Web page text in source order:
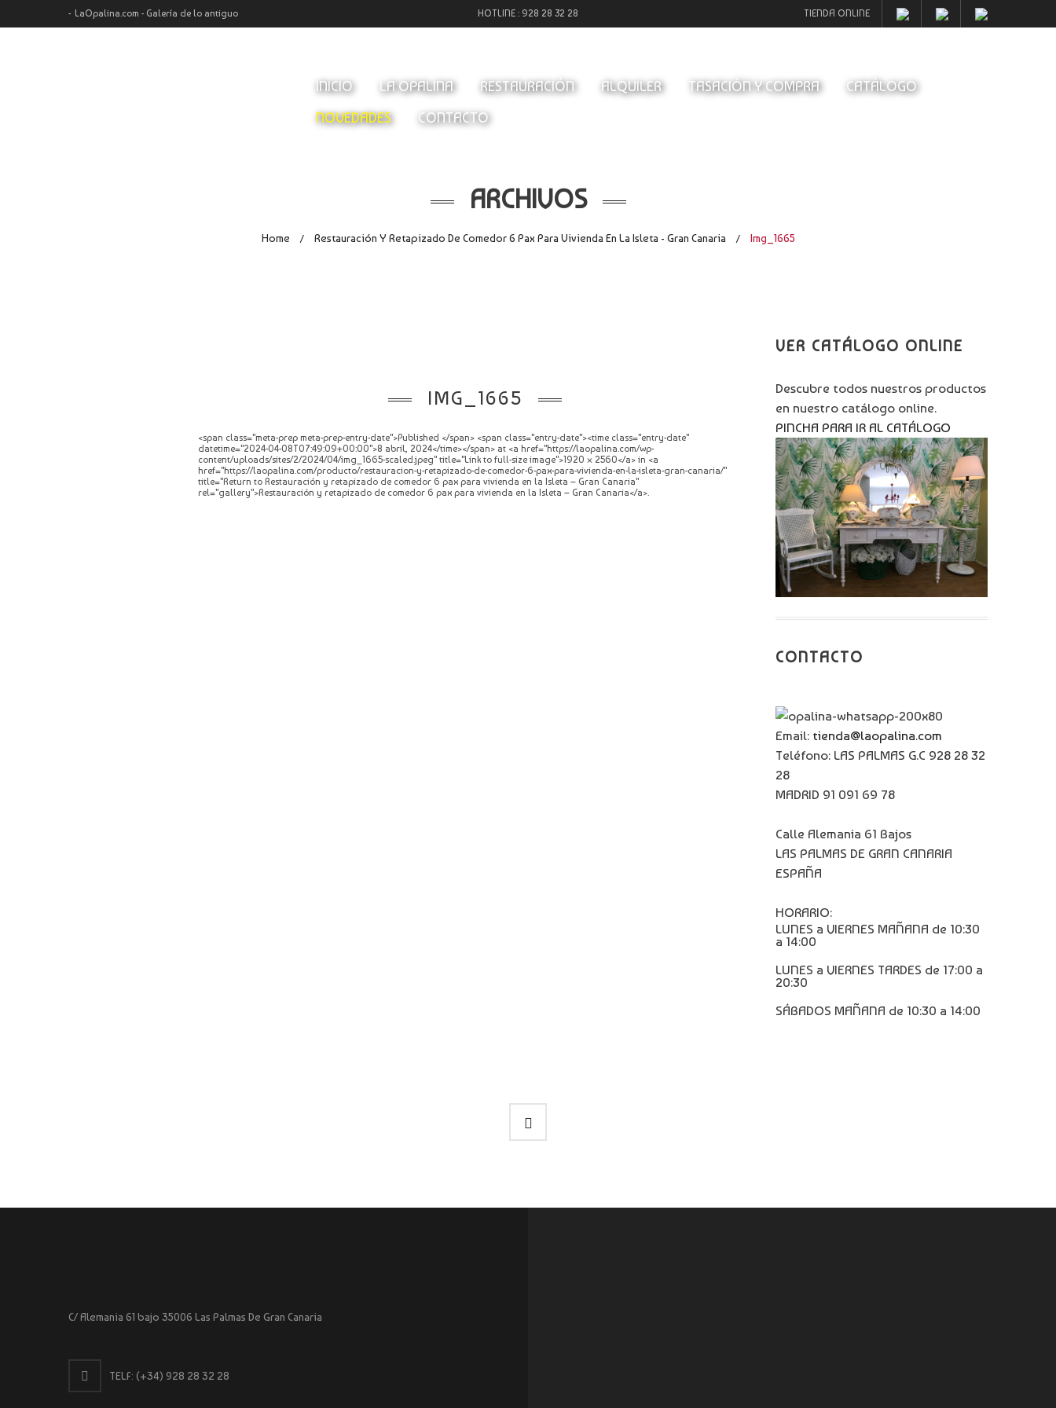
LaOpalina.com - Galería de lo antiguo HOTLINE : 928 28 32 28 TIENDA ONLINE
INICIO LA OPALINA RESTAURACIÓN ALQUILER TASACIÓN Y COMPRA
CATÁLOGO
NOVEDADES
CONTACTO
ARCHIVOS
Home / Restauración Y Retapizado De Comedor 6 Pax Para Vivienda En La Isleta - Gran Canaria / Img_1665
IMG_1665
<span class="meta-prep meta-prep-entry-date">Published </span> <span class="entry-date"><time class="entry-date"
datetime="2024-04-08T07:49:09+00:00">8 abril, 2024</time></span> at <a href="https://laopalina.com/wp-
content/uploads/sites/2/2024/04/img_1665-scaled.jpeg" title="Link to full-size image">1920 × 2560</a> in <a
href="https://laopalina.com/producto/restauracion-y-retapizado-de-comedor-6-pax-para-vivienda-en-la-isleta-gran-canaria/"
title="Return to Restauración y retapizado de comedor 6 pax para vivienda en la Isleta – Gran Canaria"
rel="gallery">Restauración y retapizado de comedor 6 pax para vivienda en la Isleta – Gran Canaria</a>.
VER CATÁLOGO ONLINE
Descubre todos nuestros productos
en nuestro catálogo online.
PINCHA PARA IR AL CATÁLOGO
CONTACTO
Email: tienda@laopalina.com
Teléfono: LAS PALMAS G.C 928 28 32
28
MADRID 91 091 69 78
Calle Alemania 61 Bajos
LAS PALMAS DE GRAN CANARIA
ESPAÑA
HORARIO:
LUNES a VIERNES MAÑANA de 10:30
a 14:00
LUNES a VIERNES TARDES de 17:00 a
20:30
SÁBADOS MAÑANA de 10:30 a 14:00
C/ Alemania 61 bajo 35006 Las Palmas De Gran Canaria
TELF: (+34) 928 28 32 28